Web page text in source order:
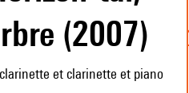
(2007)
et clarinette et piano